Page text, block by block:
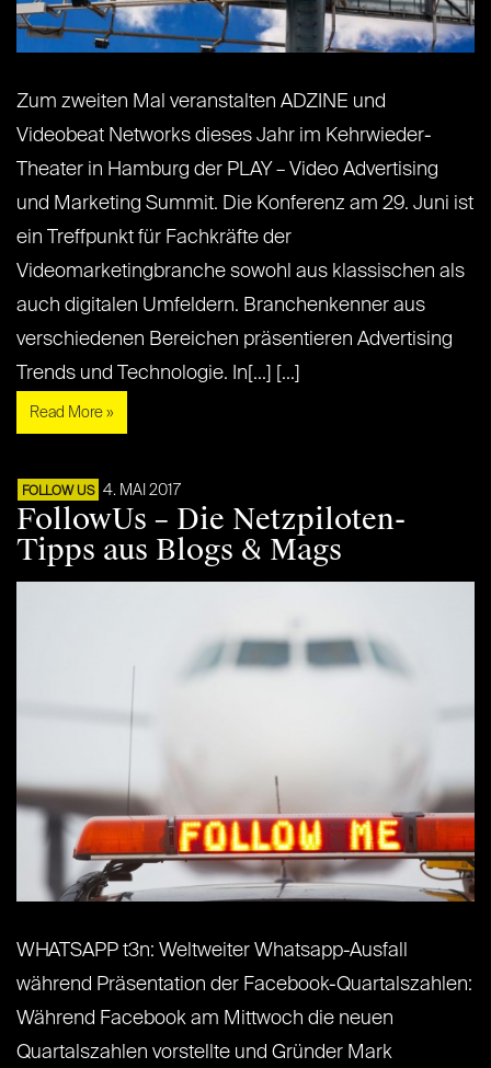
Zum zweiten Mal veranstalten ADZINE und
Videobeat Networks dieses Jahr im Kehrwieder-
Theater in Hamburg der PLAY – Video Advertising
und Marketing Summit. Die Konferenz am 29. Juni ist
ein Treffpunkt für Fachkräfte der
Videomarketingbranche sowohl aus klassischen als
auch digitalen Umfeldern. Branchenkenner aus
verschiedenen Bereichen präsentieren Advertising
Trends und Technologie. In[...] [...]
Read More »
FOLLOW US 4. MAI 2017
FollowUs – Die Netzpiloten-
Tipps aus Blogs & Mags
WHATSAPP t3n: Weltweiter Whatsapp-Ausfall
während Präsentation der Facebook-Quartalszahlen:
Während Facebook am Mittwoch die neuen
Quartalszahlen vorstellte und Gründer Mark